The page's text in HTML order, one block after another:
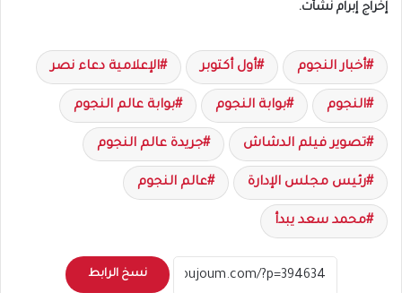
إخراج إبرام نشأت.
أخبار النجوم أول أكتوبر الإعلامية دعاء نصر
النجوم بوابة النجوم بوابة عالم النجوم
تصوير فيلم الدشاش جريدة عالم النجوم
رئيس مجلس الإدارة عالم النجوم
محمد سعد يبدأ
نسخ الرابط